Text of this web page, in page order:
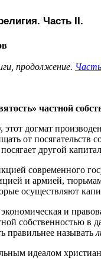
Часть II.
продолжение.
частной
догмат
от
другой
современного
и армией,
осуществляют
и
собственностью в
правильнее называть
идеалом